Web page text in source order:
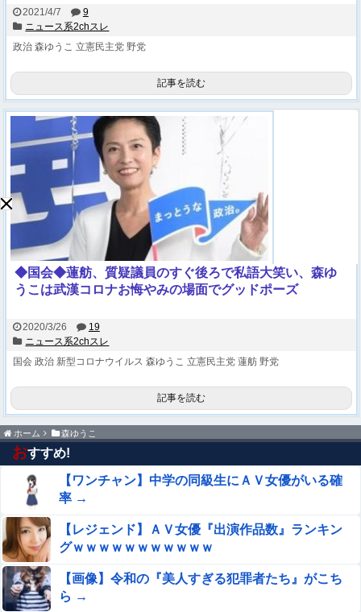
2021/4/7
9
ニュース系2chスレ
政治 森ゆうこ 立憲民主党 野党
記事を読む
◆国会◆蓮舫、質疑議員のすぐ後ろで私語大笑い、森ゆ
うこは武漢コロナお悔やみの場面でグッドポーズ
2020/3/26
19
ニュース系2chスレ
国会 政治 新型コロナウイルス 森ゆうこ 立憲民主党 蓮舫 野党
記事を読む
ホーム 森ゆうこ
おすすめ!
【ワンチャン】中学の同級生にＡＶ女優がいる確
率 →
【レジェンド】ＡＶ女優『出演作品数』ランキン
グｗｗｗｗｗｗｗｗｗｗｗ
【画像】令和の『美人すぎる犯罪者たち』がこち
ら →